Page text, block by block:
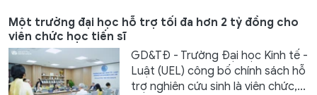
Một trường đại học hỗ trợ tối đa hơn 2 tỷ đồng cho
viên chức học tiến sĩ
GD&TĐ - Trường Đại học Kinh tế -
Luật (UEL) công bố chính sách hỗ
trợ nghiên cứu sinh là viên chức,...